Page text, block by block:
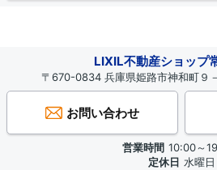
LIXIL不動産ショップ
〒670-0834 兵庫県姫路市神和町９
お問い合わせ
営業時間 10:00～
定休日 水曜日